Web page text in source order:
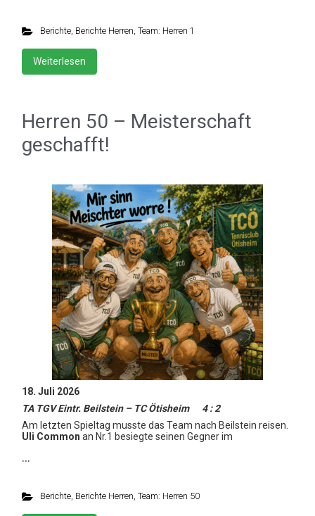
Berichte, Berichte Herren, Team: Herren 1
Weiterlesen
Herren 50 – Meisterschaft
geschafft!
18. Juli 2026
TA TGV Eintr. Beilstein – TC Ötisheim 4 : 2
Am letzten Spieltag musste das Team nach Beilstein reisen.
Uli Common an Nr.1 besiegte seinen Gegner im
…
Berichte, Berichte Herren, Team: Herren 50